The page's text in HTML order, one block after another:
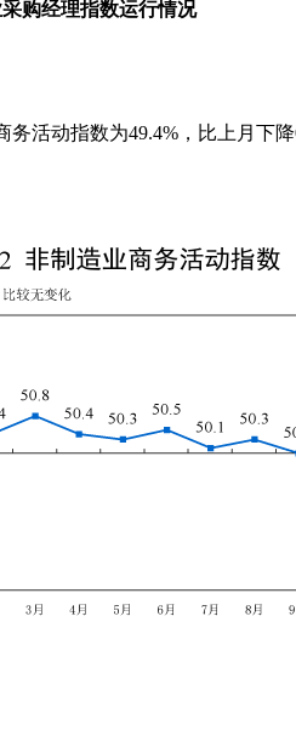
经理指数运行情况
务活动指数为49.4% ，比上月下降